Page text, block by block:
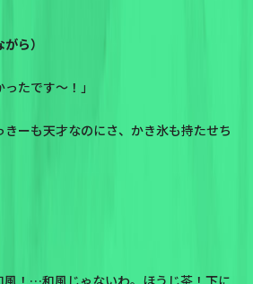
ら）
たです〜！」
きーも天才なのにさ、かき氷も持たせち